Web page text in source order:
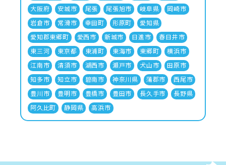
大阪府
安城市 尾張 尾張旭市 岐阜県
岡崎市
岩倉市
常滑市 幸田町 形原町
愛知県
愛知郡東郷町
愛西市 新城市 日進市
春日井市
東三河
東京都 東浦町 東海市 東郷町
横浜市
江南市
清須市 湖西市 瀬戸市 犬山市
田原市
知多市
知立市 碧南市 神奈川県 蒲郡市
西尾市
豊川市
豊明市 豊橋市 豊田市 長久手市
長野県
阿久比町
静岡県 高浜市